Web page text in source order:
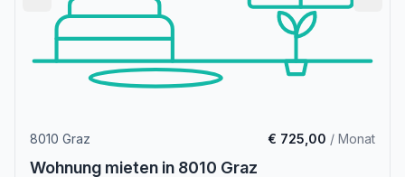
8010 Graz € 725,00 / Monat
Wohnung mieten in 8010 Graz